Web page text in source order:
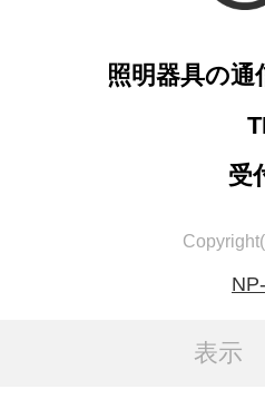
照明器具の
受
表示